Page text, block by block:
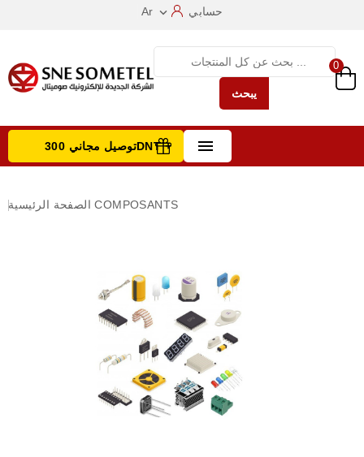
Ar  حسابي
يبحث
0
 توصيل مجاني 300DNT +
الصفحة الرئيسية COMPOSANTS